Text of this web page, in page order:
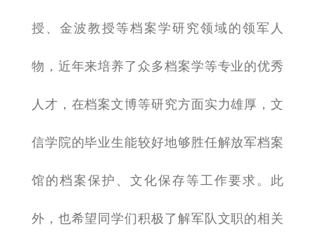
授、金波教授等档案学研究领域的领军人
物，近年来培养了众多档案学等专业的优秀
人才，在档案文博等研究方面实力雄厚，文
信学院的毕业生能较好地够胜任解放军档案
馆的档案保护、文化保存等工作要求。此
外，也希望同学们积极了解军队文职的相关